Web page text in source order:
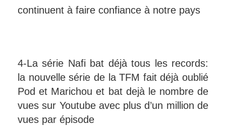
continuent à faire confiance à notre pays
4-La série Nafi bat déjà tous les records:
la nouvelle série de la TFM fait déjà oublié
Pod et Marichou et bat dejà le nombre de
vues sur Youtube avec plus d’un million de
vues par épisode